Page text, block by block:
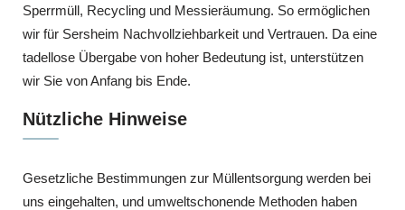
Sperrmüll, Recycling und Messieräumung. So ermöglichen
wir für Sersheim Nachvollziehbarkeit und Vertrauen. Da eine
tadellose Übergabe von hoher Bedeutung ist, unterstützen
wir Sie von Anfang bis Ende.
Nützliche Hinweise
Gesetzliche Bestimmungen zur Müllentsorgung werden bei
uns eingehalten, und umweltschonende Methoden haben